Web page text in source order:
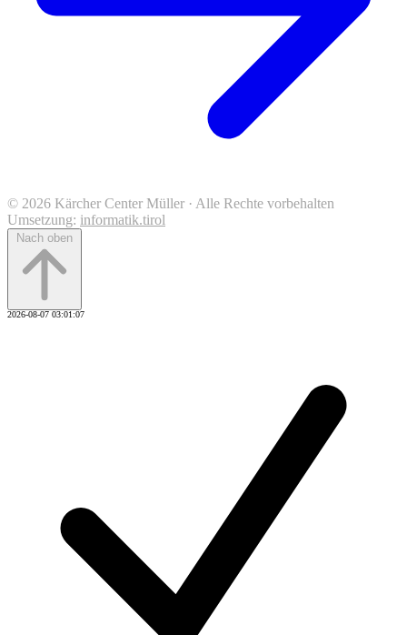
© 2026 Kärcher Center Müller · Alle Rechte vorbehalten
Umsetzung: informatik.tirol
Nach oben
2026-08-07 03:01:07